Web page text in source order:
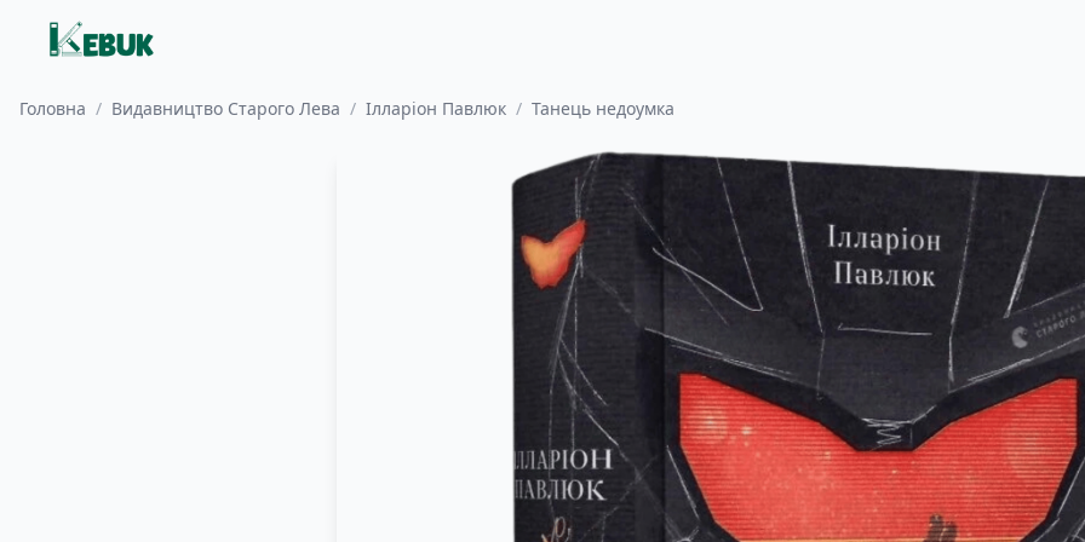
Головна / Видавництво Старого Лева / Ілларіон Павлюк / Танець недоумка